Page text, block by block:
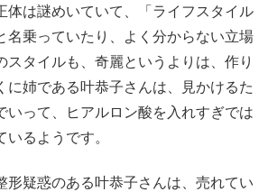
体は謎めいていて、「ライフスタイル
名乗っていたり、よく分からない立場
スタイルも、奇麗というよりは、作り
に姉である叶恭子さんは、見かけるた
いって、ヒアルロン酸を入れすぎでは
るようです。
形疑惑のある叶恭子さんは、売れてい